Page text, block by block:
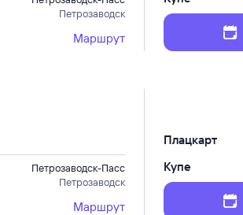
Петрозаводск
Маршрут
Петрозаводск-Пасс
Петрозаводск
Маршрут
Плацкарт
Купе